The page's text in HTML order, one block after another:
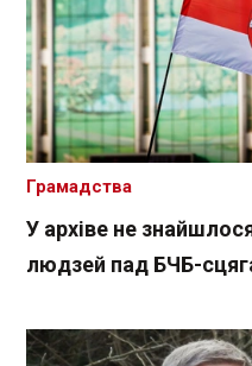
У архіве не
людзей пад БЧБ-
Грамадства